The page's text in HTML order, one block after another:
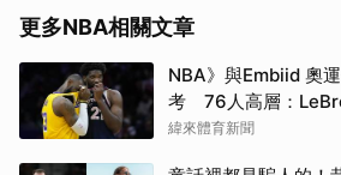
更多NBA相關文章
NBA》與Embiid 奧
考 76人高層：
緯來體育新聞